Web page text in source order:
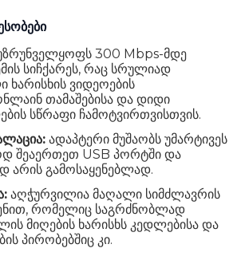
300 Mbps-მდე
სიჩქარეს, რაც სრულიად
ხარისხის ვიდეოების
თამაშებისა და დიდი
სწრაფი ჩამოტვირთვისთვის.
ადაპტერი მუშაობს უმარტივეს
შეაერთეთ USB პორტში და
არის გამოსაყენებლად.
აღჭურვილია მაღალი სიმძლავრის
რომელიც საგრძნობლად
მიღების ხარისხს კედლებისა და
პირობებშიც კი.